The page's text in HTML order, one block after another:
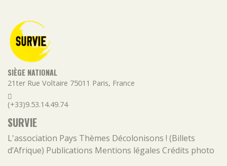
SIÈGE NATIONAL
21ter Rue Voltaire 75011 Paris, France
(+33)9.53.14.49.74
SURVIE
L'association Pays Thèmes Décolonisons ! (Billets
d’Afrique) Publications Mentions légales Crédits photo